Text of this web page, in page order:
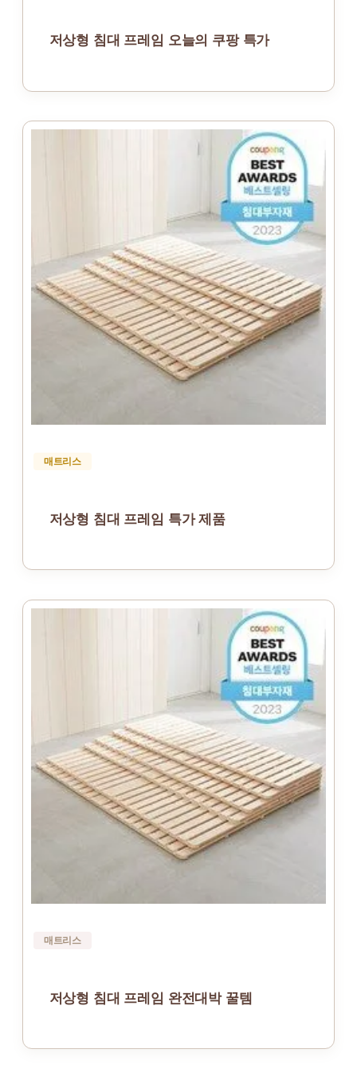
저상형 침대 프레임 오늘의 쿠팡 특가
매트리스
저상형 침대 프레임 특가 제품
매트리스
저상형 침대 프레임 완전대박 꿀템